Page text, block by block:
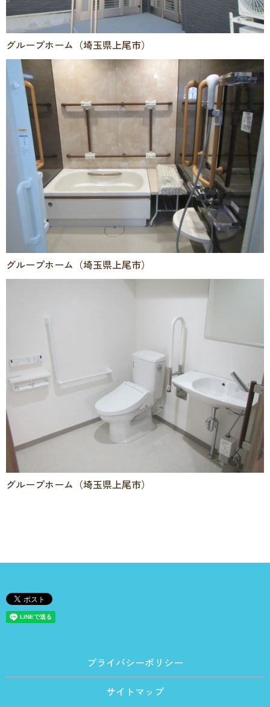
グループホーム（埼玉県上尾市）
グループホーム（埼玉県上尾市）
グループホーム（埼玉県上尾市）
プライバシーポリシー
サイトマップ